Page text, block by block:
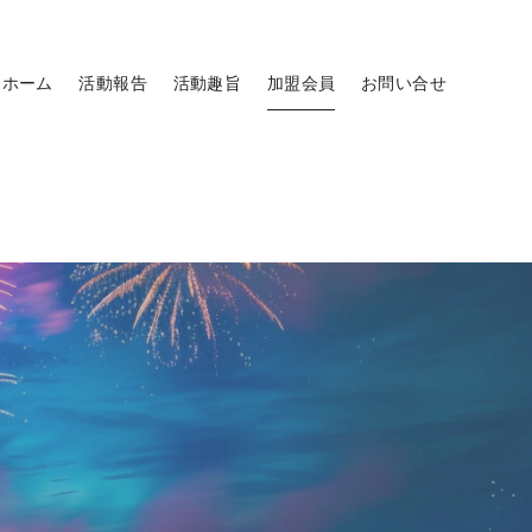
ホーム 活動報告 活動趣旨 加盟会員 お問い合せ